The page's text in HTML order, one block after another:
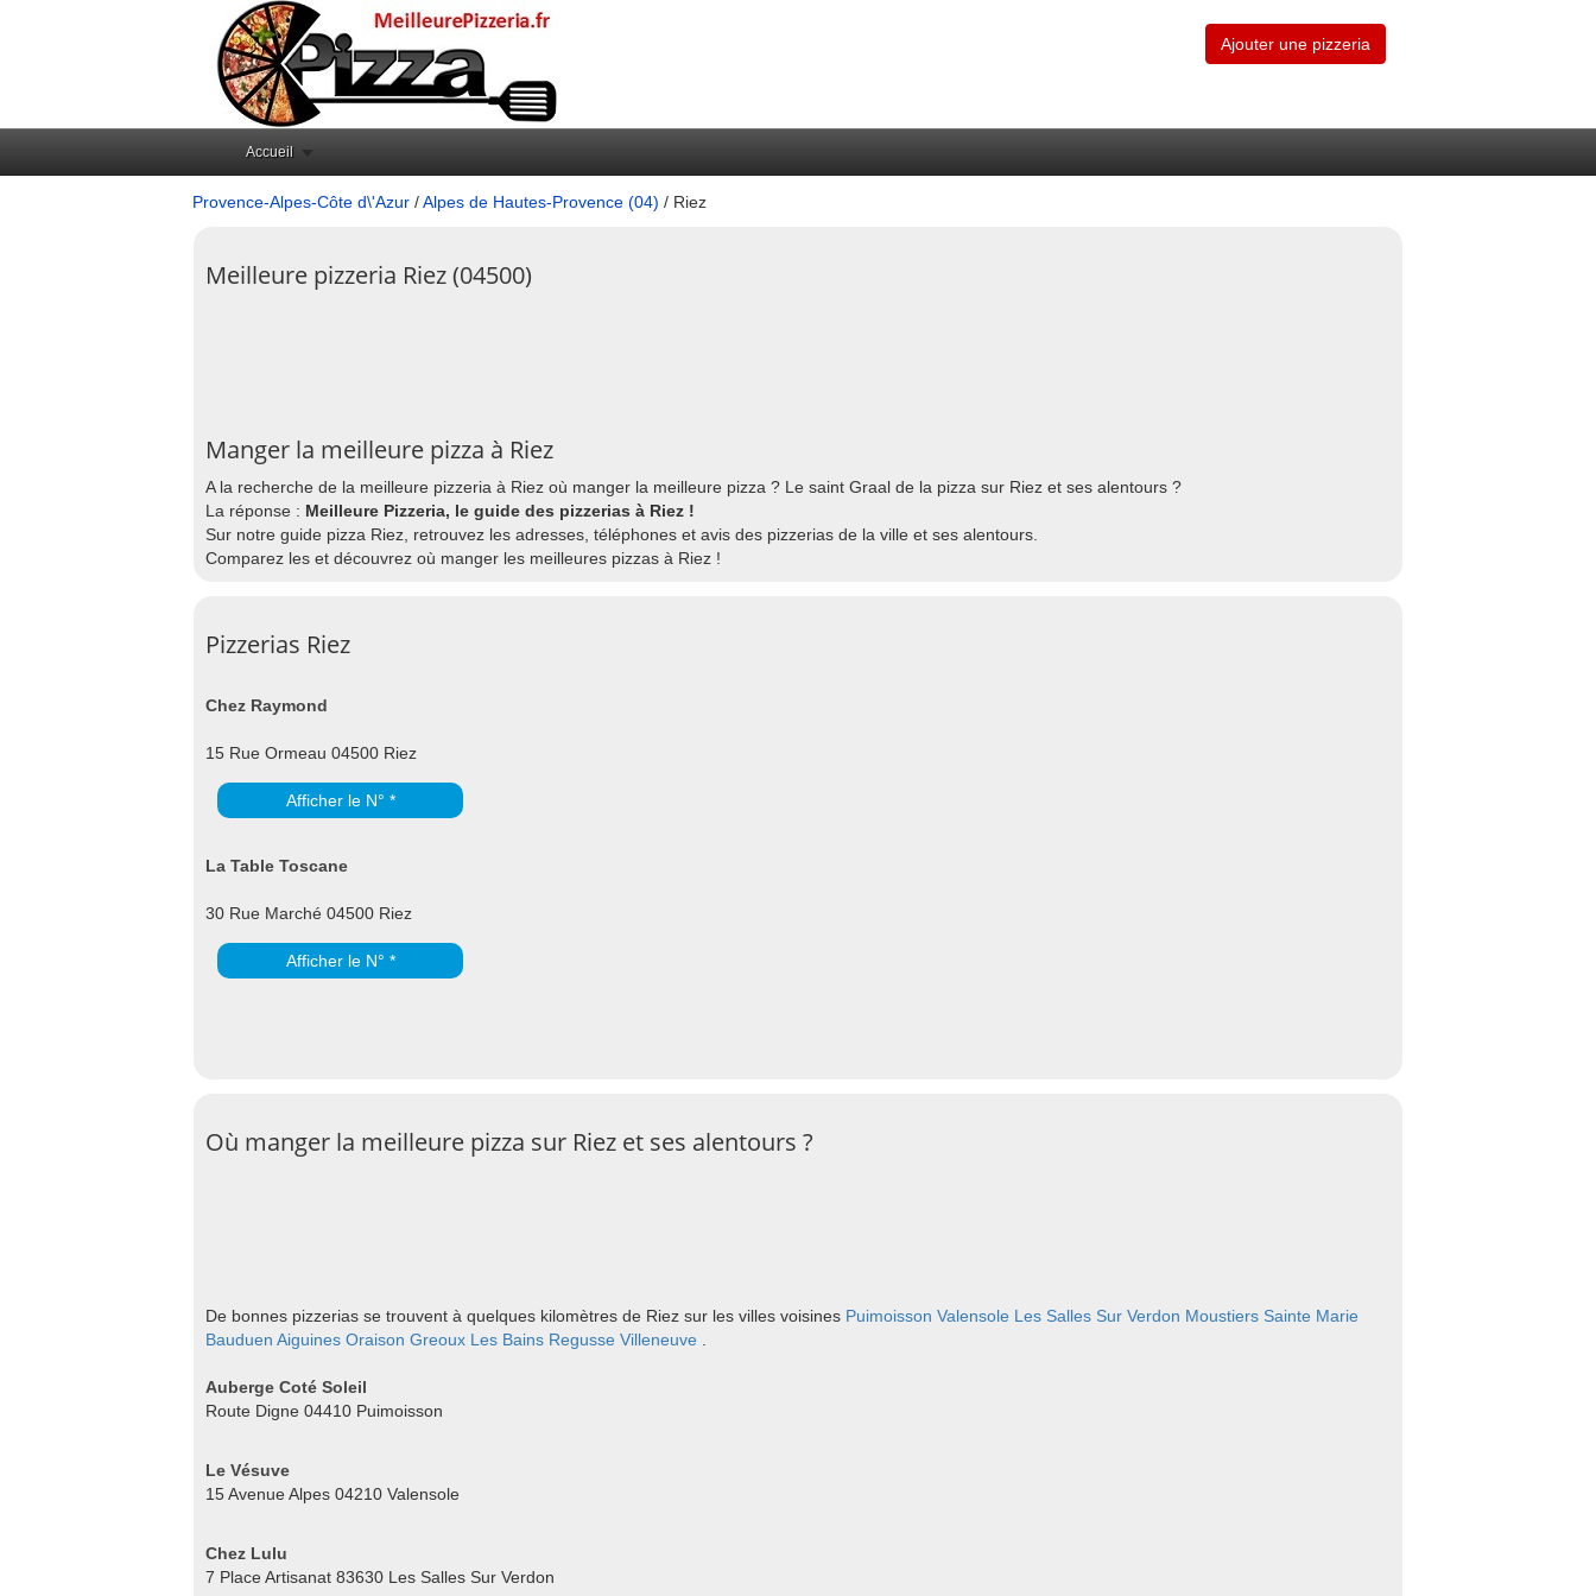
Ajouter une pizzeria
Accueil
Provence-Alpes-Côte d\'Azur /Alpes de Hautes-Provence (04) / Riez
Meilleure pizzeria Riez (04500)
Manger la meilleure pizza à Riez
A la recherche de la meilleure pizzeria à Riez où manger la meilleure pizza ? Le saint Graal de la pizza sur Riez et ses alentours ?
La réponse : Meilleure Pizzeria, le guide des pizzerias à Riez !
Sur notre guide pizza Riez, retrouvez les adresses, téléphones et avis des pizzerias de la ville et ses alentours.
Comparez les et découvrez où manger les meilleures pizzas à Riez !
Pizzerias Riez
Chez Raymond
15 Rue Ormeau 04500 Riez
Afficher le N° *
La Table Toscane
30 Rue Marché 04500 Riez
Afficher le N° *
Où manger la meilleure pizza sur Riez et ses alentours ?
De bonnes pizzerias se trouvent à quelques kilomètres de Riez sur les villes voisines Puimoisson Valensole Les Salles Sur Verdon Moustiers Sainte Marie
Bauduen Aiguines Oraison Greoux Les Bains Regusse Villeneuve
Auberge Coté Soleil
Route Digne 04410 Puimoisson
Le Vésuve
15 Avenue Alpes 04210 Valensole
Chez Lulu
7 Place Artisanat 83630 Les Salles Sur Verdon